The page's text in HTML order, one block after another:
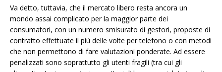
Va detto, tuttavia, che il mercato libero resta ancora un
mondo assai complicato per la maggior parte dei
consumatori, con un numero smisurato di gestori, proposte di
contratto effettuate il più delle volte per telefono o con metodi
che non permettono di fare valutazioni ponderate. Ad essere
penalizzati sono soprattutto gli utenti fragili (tra cui gli